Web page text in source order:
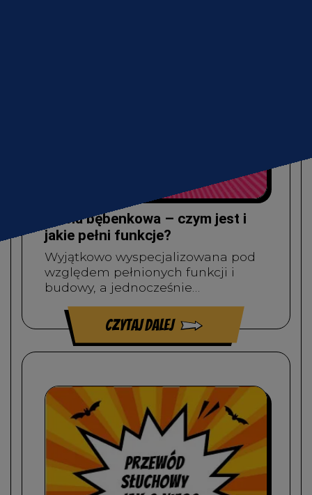
Błona bębenkowa – czym jest i
jakie pełni funkcje?
Wyjątkowo wyspecjalizowana pod
względem pełnionych funkcji i
budowy, a jednocześnie…
czytaj dalej